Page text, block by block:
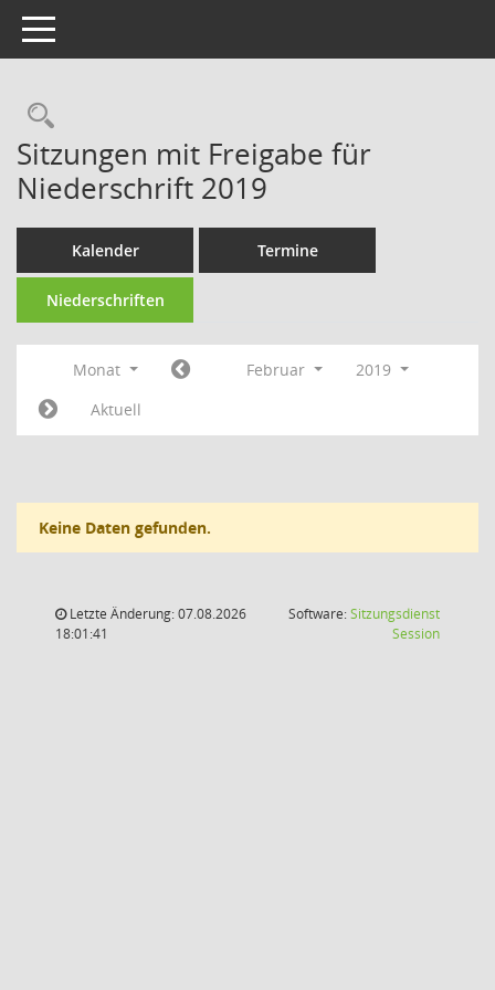
Toggle navigation
Rechercheauswahl
Sitzungen mit Freigabe für
Niederschrift 2019
Kalender Termine
Niederschriften
Monat Februar
2019
Aktuell
Keine Daten gefunden.
Letzte Änderung: 07.08.2026
18:01:41
Software:Sitzungsdienst
Session(Wird in